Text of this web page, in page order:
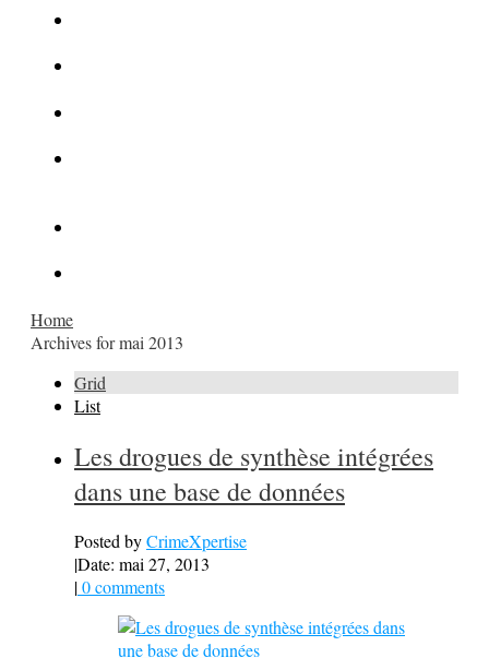
Home
Archives for mai 2013
Grid
List
Les drogues de synthèse intégrées
dans une base de données
Posted byCrimeXpertise
|Date: mai 27, 2013
|0 comments